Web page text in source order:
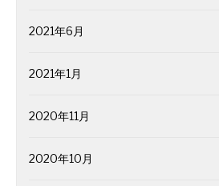
2021年6月
2021年1月
2020年11月
2020年10月